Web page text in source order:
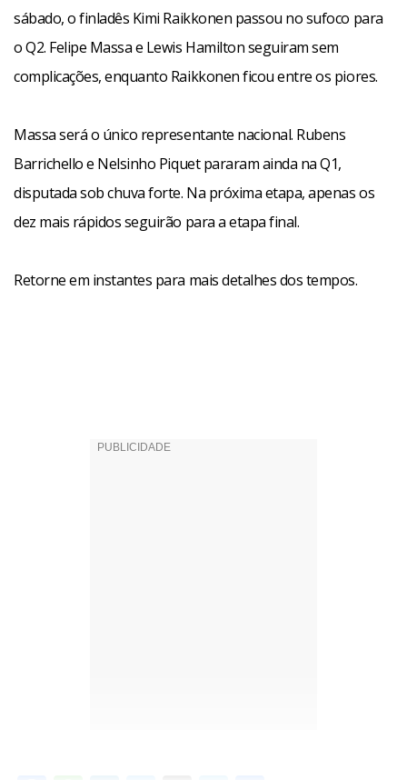
sábado, o finladês Kimi Raikkonen passou no sufoco para
o Q2. Felipe Massa e Lewis Hamilton seguiram sem
complicações, enquanto Raikkonen ficou entre os piores.
Massa será o único representante nacional. Rubens
Barrichello e Nelsinho Piquet pararam ainda na Q1,
disputada sob chuva forte. Na próxima etapa, apenas os
dez mais rápidos seguirão para a etapa final.
Retorne em instantes para mais detalhes dos tempos.